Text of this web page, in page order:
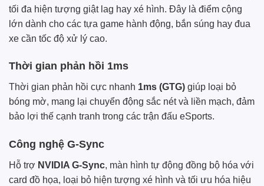
tối đa hiện tượng giật lag hay xé hình. Đây là điểm cộng
lớn dành cho các tựa game hành động, bắn súng hay đua
xe cần tốc độ xử lý cao.
Thời gian phản hồi 1ms
Thời gian phản hồi cực nhanh 1ms (GTG) giúp loại bỏ
bóng mờ, mang lại chuyển động sắc nét và liền mạch, đảm
bảo lợi thế cạnh tranh trong các trận đấu eSports.
Công nghệ G-Sync
Hỗ trợ NVIDIA G-Sync, màn hình tự động đồng bộ hóa với
card đồ họa, loại bỏ hiện tượng xé hình và tối ưu hóa hiệu